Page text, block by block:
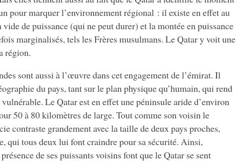
pour marquer l’environnement régional : il existe en effet au
de puissance (qui ne peut durer) et la montée en puissance
marginalisés, tels les Frères musulmans. Le Qatar y voit une
région.
sont aussi à l’œuvre dans cet engagement de l’émirat. Il
du pays, tant sur le plan physique qu’humain, qui rend
Le Qatar est en effet une péninsule aride d’environ
50 à 80 kilomètres de large. Tout comme son voisin le
contraste grandement avec la taille de deux pays proches,
qui tous deux lui font craindre pour sa sécurité. Ainsi,
de ses puissants voisins font que le Qatar se sent